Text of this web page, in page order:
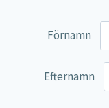
Näringspulver
Övriga
Förnamn
Efternamn